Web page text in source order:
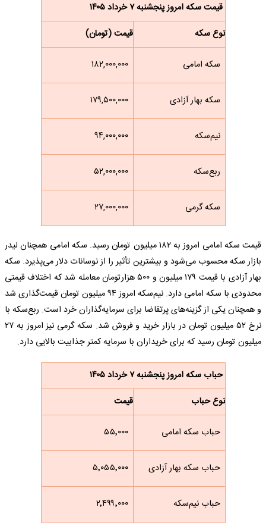
قیمت سکه امروز پنجشنبه ۷ خرداد ۱۴۰۵
نوع سکه
قیمت (تومان)
سکه امامی ۱۸۲,۰۰۰,۰۰۰
سکه بهار آزادی ۱۷۹,۵۰۰,۰۰۰
نیم‌سکه ۹۴,۰۰۰,۰۰۰
ربع‌سکه ۵۲,۰۰۰,۰۰۰
سکه گرمی ۲۷,۰۰۰,۰۰۰
قیمت سکه امامی امروز به ۱۸۲ میلیون تومان رسید. سکه امامی همچنان لیدر
بازار سکه محسوب می‌شود و بیشترین تأثیر را از نوسانات دلار می‌پذیرد. سکه
بهار آزادی با قیمت ۱۷۹ میلیون و ۵۰۰ هزارتومان معامله شد که اختلاف قیمتی
محدودی با سکه امامی دارد. نیم‌سکه امروز ۹۴ میلیون تومان قیمت‌گذاری شد
و همچنان یکی از گزینه‌های پرتقاضا برای سرمایه‌گذاران خرد است. ربع‌سکه با
نرخ ۵۲ میلیون تومان در بازار خرید و فروش شد. سکه گرمی نیز امروز به ۲۷
میلیون تومان رسید که برای خریداران با سرمایه کمتر جذابیت بالایی دارد.
حباب سکه امروز پنجشنبه ۷ خرداد ۱۴۰۵
نوع حباب
قیمت
حباب سکه امامی ۵۵٬۰۰۰
حباب سکه بهار آزادی ۵٬۰۵۵٬۰۰۰
حباب نیم‌سکه ۲٬۴۹۹٬۰۰۰